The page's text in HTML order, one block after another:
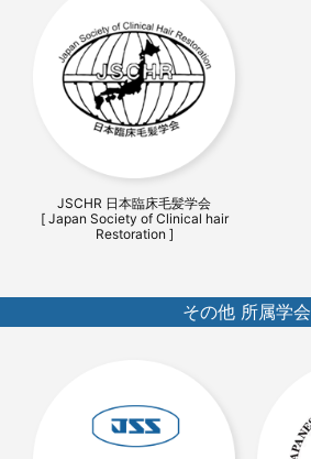
JSCHR 日本臨床毛髪学会
[ Japan Society of Clinical hair
Restoration ]
その他 所属学会